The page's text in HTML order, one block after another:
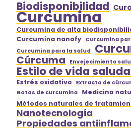
Biodisponibilidad
Curcumina
Curcumina de alta
Curcumina nanofy Curcumina
Curcumina para la salud
Cúrcuma Envejecimiento
Estilo de vida
Estrés oxidativo Extracto de
Gotas de curcumina
Medicina
Métodos naturales de
Nanotecnología
Propiedades